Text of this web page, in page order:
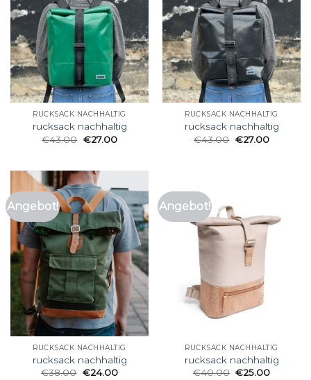
RUCKSACK NACHHALTIG
rucksack nachhaltig
€43.00 €27.00
RUCKSACK NACHHALTIG
rucksack nachhaltig
€43.00 €27.00
Angebot!
RUCKSACK NACHHALTIG
rucksack nachhaltig
€38.00 €24.00
Angebot!
RUCKSACK NACHHALTIG
rucksack nachhaltig
€40.00 €25.00